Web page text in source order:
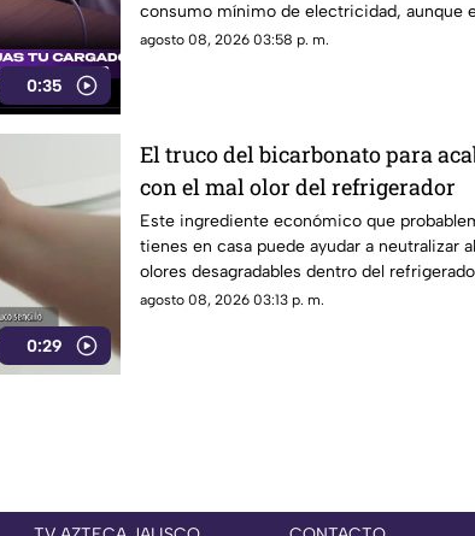
0:35
consumo mínimo de electricidad, aunque
algunas recomendaciones para evitar
agosto 08, 2026 03:58 p. m.
0:29
El truco del bicarbonato para
con el mal olor del refrigerador
Este ingrediente económico que
tienes en casa puede ayudar a neutralizar
olores desagradables dentro del
agosto 08, 2026 03:13 p. m.